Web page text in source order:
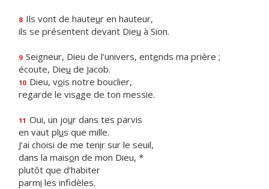
8 Ils vont de hauteur en hauteur,
ils se présentent devant Dieu à Sion.
9 Seigneur, Dieu de l’univers, entends ma prière ;
écoute, Dieu de Jacob.
10 Dieu, vois notre bouclier,
regarde le visage de ton messie.
11 Oui, un jour dans tes parvis
en vaut plus que mille.
J’ai choisi de me tenir sur le seuil,
dans la maison de mon Dieu, *
plutôt que d’habiter
parmi les infidèles.